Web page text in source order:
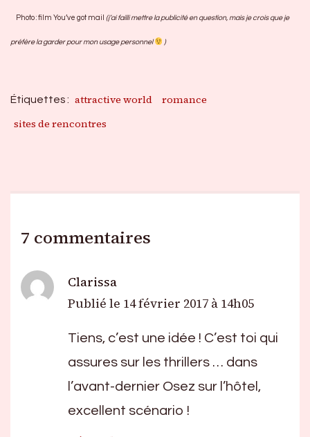
Photo : film You’ve got mail (j’ai failli mettre la publicité en question, mais je crois que je
préfère la garder pour mon usage personnel )
Étiquettes : attractive world
romance
sites de rencontres
7 commentaires
Clarissa
Publié le 14 février 2017 à 14h05
Tiens, c’est une idée ! C’est toi qui
assures sur les thrillers … dans
l’avant-dernier Osez sur l’hôtel,
excellent scénario !